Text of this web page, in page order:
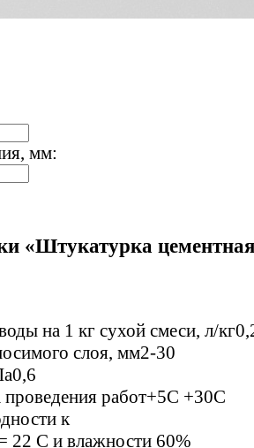
мм:
«Штукатурка
на 1 кг сухой смеси, л/кг
слоя, мм2-30
0,6
работ+5C +30C
к
22 C и влажности 60%